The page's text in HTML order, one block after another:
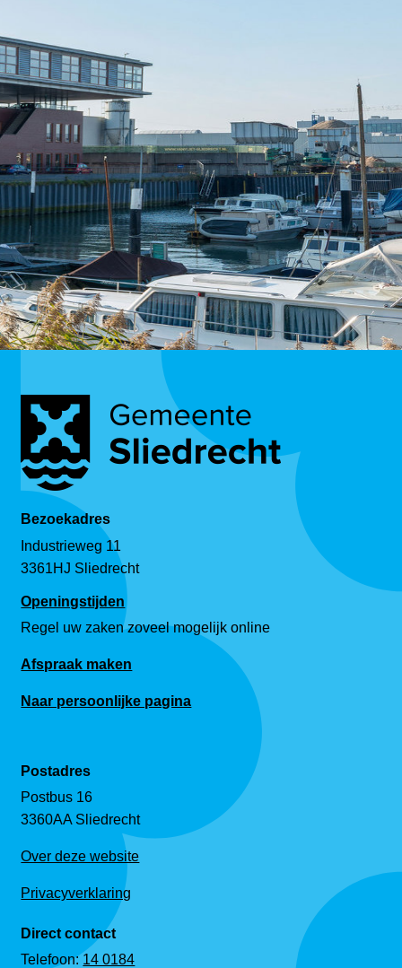
Bezoekadres
Industrieweg 11
3361HJ Sliedrecht
Openingstijden
Regel uw zaken zoveel mogelijk online
Afspraak maken
Naar persoonlijke pagina
Postadres
Postbus 16
3360AA Sliedrecht
Over deze website
Privacyverklaring
Direct contact
Telefoon:14 0184